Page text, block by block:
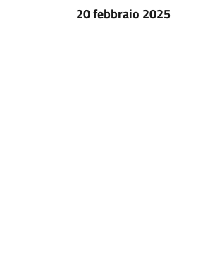
20 febbraio 2025